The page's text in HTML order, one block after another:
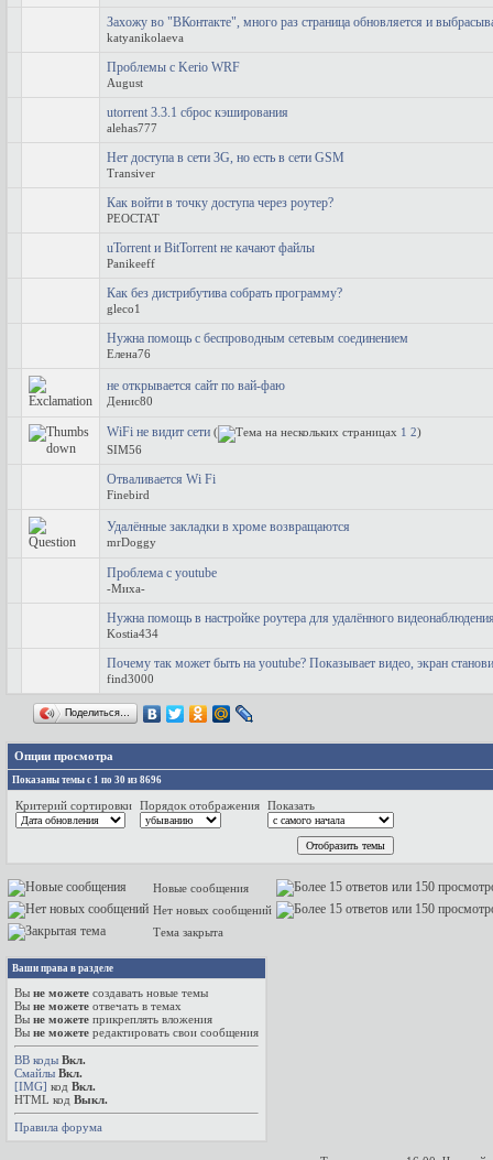
Захожу во "ВКонтакте", много раз страница обновляется и
katyanikolaeva
Проблемы с Kerio WRF
August
utorrent 3.3.1 сброс кэширования
alehas777
Нет доступа в сети 3G, но есть в сети GSM
Transiver
Как войти в точку доступа через роутер?
PEOCTAT
uTorrent и BitTorrent не качают файлы
Panikeeff
Как без дистрибутива собрать программу?
gleco1
Нужна помощь с беспроводным сетевым соединением
Елена76
не открывается сайт по вай-фаю
Денис80
WiFi не видит сети ( 1 2)
SIM56
Отваливается Wi Fi
Finebird
Удалённые закладки в хроме возвращаются
mrDoggy
Проблема с youtube
-Миха-
Нужна помощь в настройке роутера для удалённого
Kostia434
Почему так может быть на youtube? Показывает видео, экран
find3000
Поделиться…
Опции просмотра
Показаны темы с 1 по 30 из 8696
Критерий сортировки Порядок отображения Показать
Новые сообщения
Нет новых сообщений
Тема закрыта
Ваши права в разделе
Вы не можете создавать новые темы
Вы не можете отвечать в темах
Вы не можете прикреплять вложения
Вы не можете редактировать свои сообщения
BB коды Вкл.
Смайлы Вкл.
[IMG] код Вкл.
HTML код Выкл.
Правила форума